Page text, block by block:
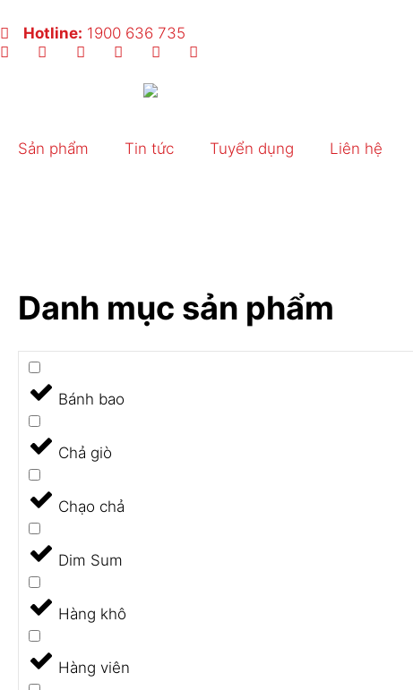
tới
nội
Hotline: 1900 636 735
Sản phẩm Tin tức Tuyển dụng Liên hệ
Danh mục sản phẩm
Bánh bao
Chả giò
Chạo chả
Dim Sum
Hàng khô
Hàng viên